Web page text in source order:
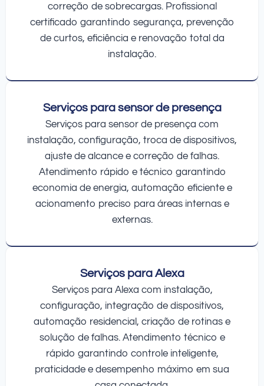
correção de sobrecargas. Profissional
certificado garantindo segurança, prevenção
de curtos, eficiência e renovação total da
instalação.
Serviços para sensor de presença
Serviços para sensor de presença com
instalação, configuração, troca de dispositivos,
ajuste de alcance e correção de falhas.
Atendimento rápido e técnico garantindo
economia de energia, automação eficiente e
acionamento preciso para áreas internas e
externas.
Serviços para Alexa
Serviços para Alexa com instalação,
configuração, integração de dispositivos,
automação residencial, criação de rotinas e
solução de falhas. Atendimento técnico e
rápido garantindo controle inteligente,
praticidade e desempenho máximo em sua